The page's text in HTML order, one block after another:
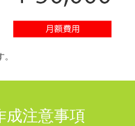
成注意事項